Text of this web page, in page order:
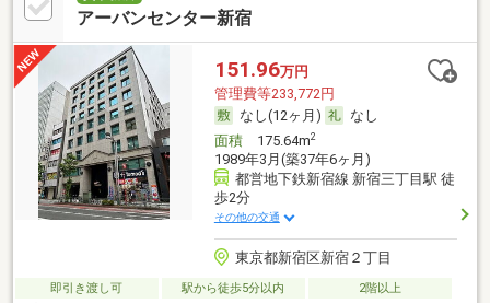
アーバンセンター新宿
151.96万円
管理費等233,772円
なし(12ヶ月)
なし
面積175.64m2
1989年3月(築37年6ヶ月)
都営地下鉄新宿線 新宿三丁目駅 徒
歩2分
その他の交通
東京都新宿区新宿２丁目
即引き渡し可 駅から徒歩5分以内 2階以上